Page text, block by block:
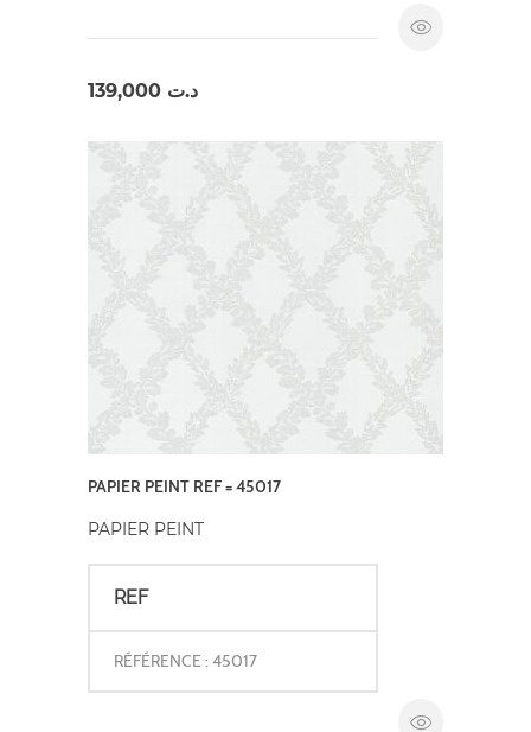
د.ت
PAPIER PEINT REF = 45017
PAPIER PEINT
REF
RÉFÉRENCE : 45017